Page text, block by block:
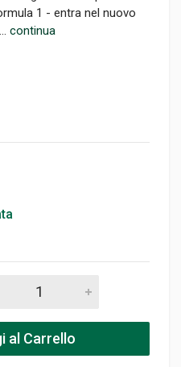
1 - entra nel nuovo
continua
al Carrello